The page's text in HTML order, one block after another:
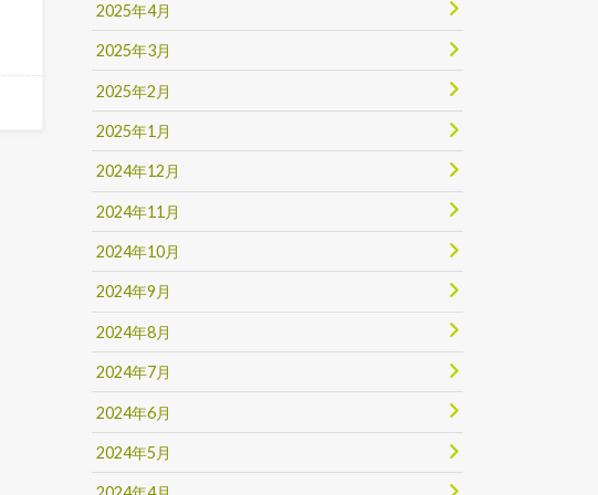
2025年4月
2025年3月
2025年2月
2025年1月
2024年12月
2024年11月
2024年10月
2024年9月
2024年8月
2024年7月
2024年6月
2024年5月